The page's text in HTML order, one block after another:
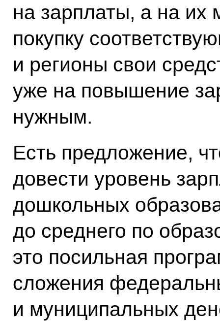
на зарплаты, а на их
покупку
и регионы свои
уже на повышение
нужным.
Есть предложение,
довести уровень
дошкольных
до среднего по
это посильная
сложения
и муниципальных